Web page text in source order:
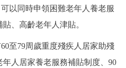
同時申領困難老年人養老服
、高齡老年人津貼。
79周歲重度殘疾人居家助殘
人居家養老服務補貼制度、90